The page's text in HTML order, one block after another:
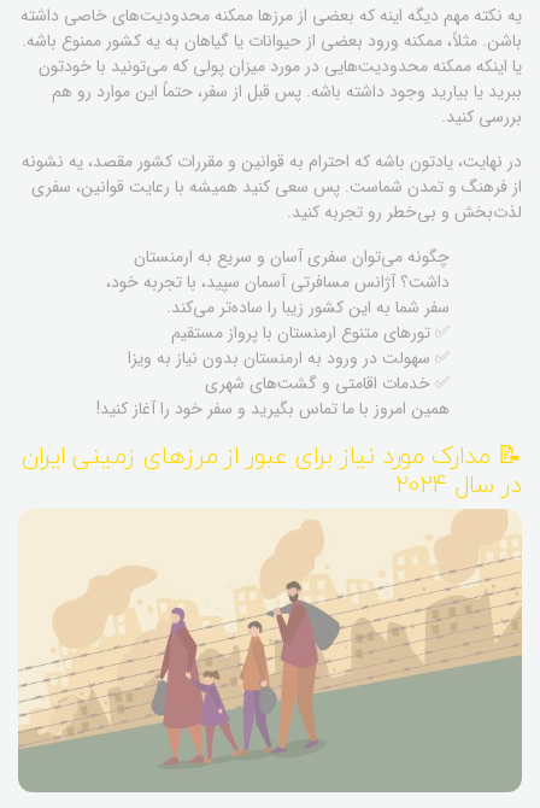
یه نکته مهم دیگه اینه که بعضی از مرزها ممکنه محدودیت‌های خاصی داشته
باشن. مثلاً، ممکنه ورود بعضی از حیوانات یا گیاهان به یه کشور ممنوع باشه.
یا اینکه ممکنه محدودیت‌هایی در مورد میزان پولی که می‌تونید با خودتون
ببرید یا بیارید وجود داشته باشه. پس قبل از سفر، حتماً این موارد رو هم
بررسی کنید.
در نهایت، یادتون باشه که احترام به قوانین و مقررات کشور مقصد، یه نشونه
از فرهنگ و تمدن شماست. پس سعی کنید همیشه با رعایت قوانین، سفری
لذت‌بخش و بی‌خطر رو تجربه کنید.
چگونه می‌توان سفری آسان و سریع به ارمنستان
داشت؟ آژانس مسافرتی آسمان سپید، با تجربه خود،
سفر شما به این کشور زیبا را ساده‌تر می‌کند.
✅ تورهای متنوع ارمنستان با پرواز مستقیم
✅ سهولت در ورود به ارمنستان بدون نیاز به ویزا
✅ خدمات اقامتی و گشت‌های شهری
همین امروز با ما تماس بگیرید و سفر خود را آغاز کنید!
📝 مدارک مورد نیاز برای عبور از مرزهای زمینی ایران
در سال 2024